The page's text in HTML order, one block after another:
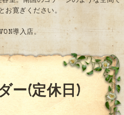
お寛ぎください。
導入店。
ー(定休日)